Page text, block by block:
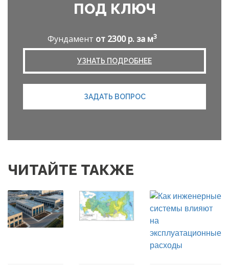
ПОД КЛЮЧ
Фундамент от 2300 р. за м3
УЗНАТЬ ПОДРОБНЕЕ
ЗАДАТЬ ВОПРОС
ЧИТАЙТЕ ТАКЖЕ